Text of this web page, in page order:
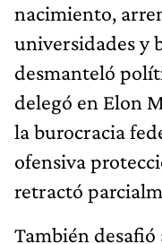
nacimiento,
universidades y
desmanteló
delegó en Elon
la burocracia
ofensiva
retractó
También